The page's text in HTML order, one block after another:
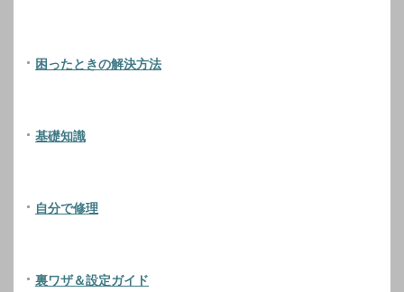
困ったときの解決方法
基礎知識
自分で修理
裏ワザ＆設定ガイド